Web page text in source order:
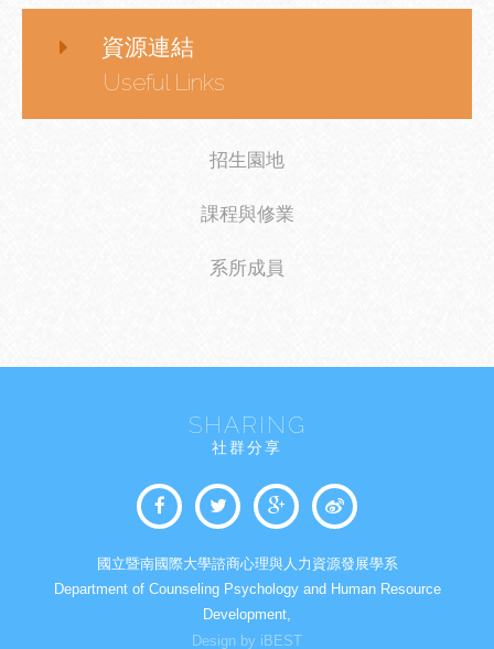
資源連結
Useful Links
招生園地
課程與修業
系所成員
SHARING
社群分享
國立暨南國際大學諮商心理與人力資源發展學系
Department of Counseling Psychology and Human Resource
Development,
Design by iBEST